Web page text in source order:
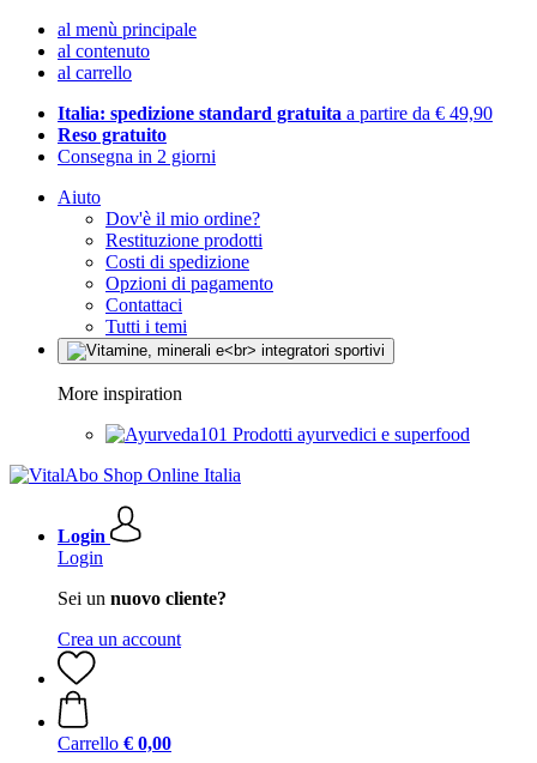
al menù principale
al contenuto
al carrello
Italia: spedizione standard gratuita a partire da € 49,90
Reso gratuito
Consegna in 2 giorni
Aiuto
Dov'è il mio ordine?
Restituzione prodotti
Costi di spedizione
Opzioni di pagamento
Contattaci
Tutti i temi
More inspiration
Prodotti ayurvedici e superfood
Login
Login
Sei un nuovo cliente?
Crea un account
Carrello € 0,00